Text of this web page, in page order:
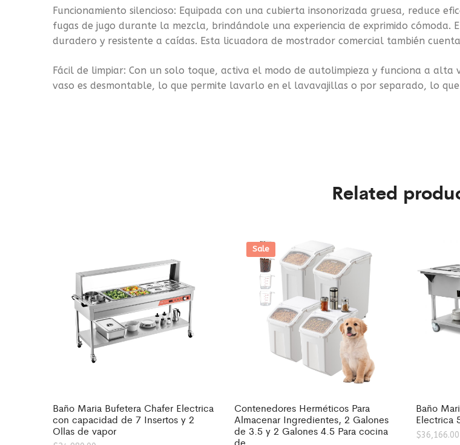
Funcionamiento silencioso: Equipada con una cubierta insonorizada gruesa, reduce
fugas de jugo durante la mezcla, brindándole una experiencia de exprimido cómoda.
duradero y resistente a caídas. Esta licuadora de mostrador comercial también cuenta
Fácil de limpiar: Con un solo toque, activa el modo de autolimpieza y funciona a
vaso es desmontable, lo que permite lavarlo en el lavavajillas o por separado, lo
Related
Baño Maria Bufetera Chafer Electrica
con capacidad de 7 Insertos y 2
Ollas de vapor
Sale
Contenedores Herméticos Para
Almacenar Ingredientes, 2 Galones
de 3.5 y 2 Galones 4.5 Para cocina
de
Baño
Electrica
$36,166.00